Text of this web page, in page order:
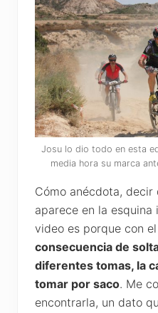
Josu lo dio todo en esta
media hora su marca
Cómo anécdota, decir
aparece en la
video es porque con
consecuencia de
diferentes tomas, la
tomar por saco. Me
encontrarla, un dato